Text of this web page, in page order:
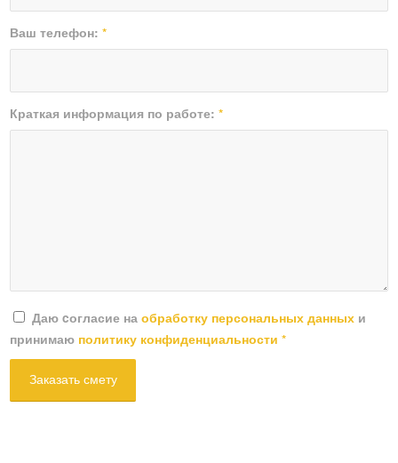
Ваш телефон:*
Краткая информация по работе:*
Даю cогласие наобработку персональных данных и
принимаю политику конфиденциальности *